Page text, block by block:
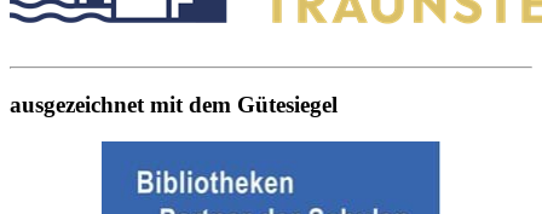
ausgezeichnet mit dem Gütesiegel